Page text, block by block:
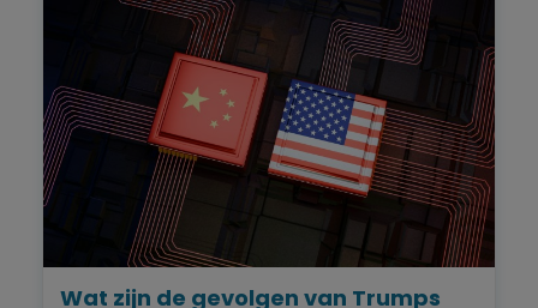
Wat zijn de gevolgen van Trumps